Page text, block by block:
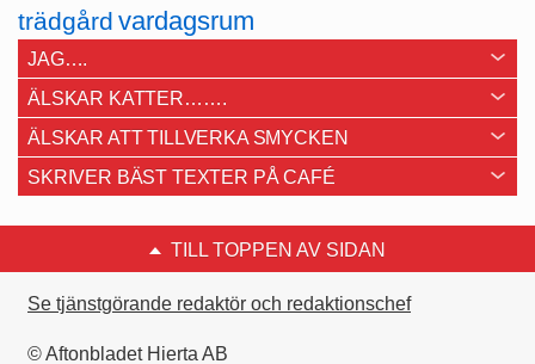
trädgård vardagsrum
JAG….
ÄLSKAR KATTER…….
ÄLSKAR ATT TILLVERKA SMYCKEN
SKRIVER BÄST TEXTER PÅ CAFÉ
TILL TOPPEN AV SIDAN
Se tjänstgörande redaktör och redaktionschef
© Aftonbladet Hierta AB